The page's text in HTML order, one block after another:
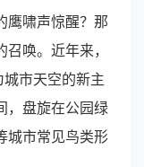
鹰啸声惊醒？那
唤。近年来，
城市天空的新主
，盘旋在公园绿
城市常见鸟类形